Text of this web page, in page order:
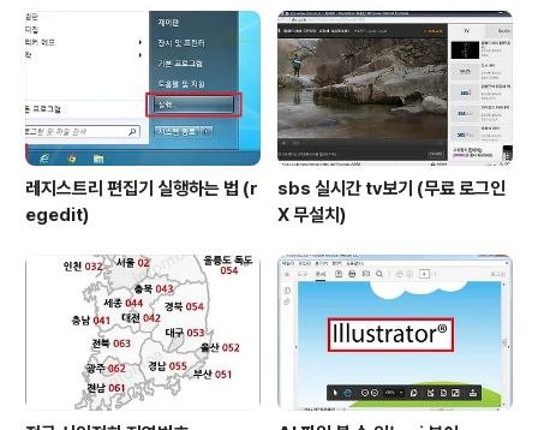
화 증상이 해결 되었습니다. LG전자 홈페이지에서 'TV 업
데이트 USB'라고 검색하면 자세한 소프트웨어 업그레이
드 방법이 나와 있으니 따라하면 됩니다. TV 뒷면에 표시
된 모델명으로 검색해서 소프트웨어 최신..
레지스트리 편집기 실행하는 법 (r
egedit)
sbs 실시간 tv보기 (무료 로그인
X 무설치)